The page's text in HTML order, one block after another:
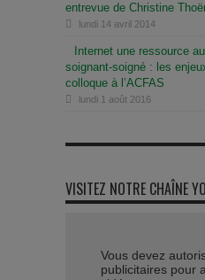
entrevue de Christine
lundi 14 avril 2014
Internet une ressource
soignant-soigné : les
colloque à l’ACFAS
lundi 1 août 2016
VISITEZ NOTRE CHAÎNE
Vous devez
publicitaires pour